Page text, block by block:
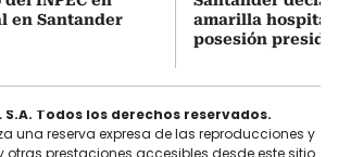
en Santander
amarilla
posesión
S.A. Todos los derechos reservados.
una reserva expresa de las reproducciones y
otras prestaciones accesibles desde este sitio